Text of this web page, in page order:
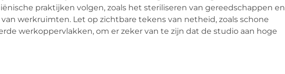
praktijken volgen, zoals het steriliseren van gereedschappen en
werkruimten. Let op zichtbare tekens van netheid, zoals schone
werkoppervlakken, om er zeker van te zijn dat de studio aan hoge